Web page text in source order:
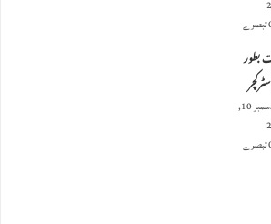
بطور
دسمبر 10,